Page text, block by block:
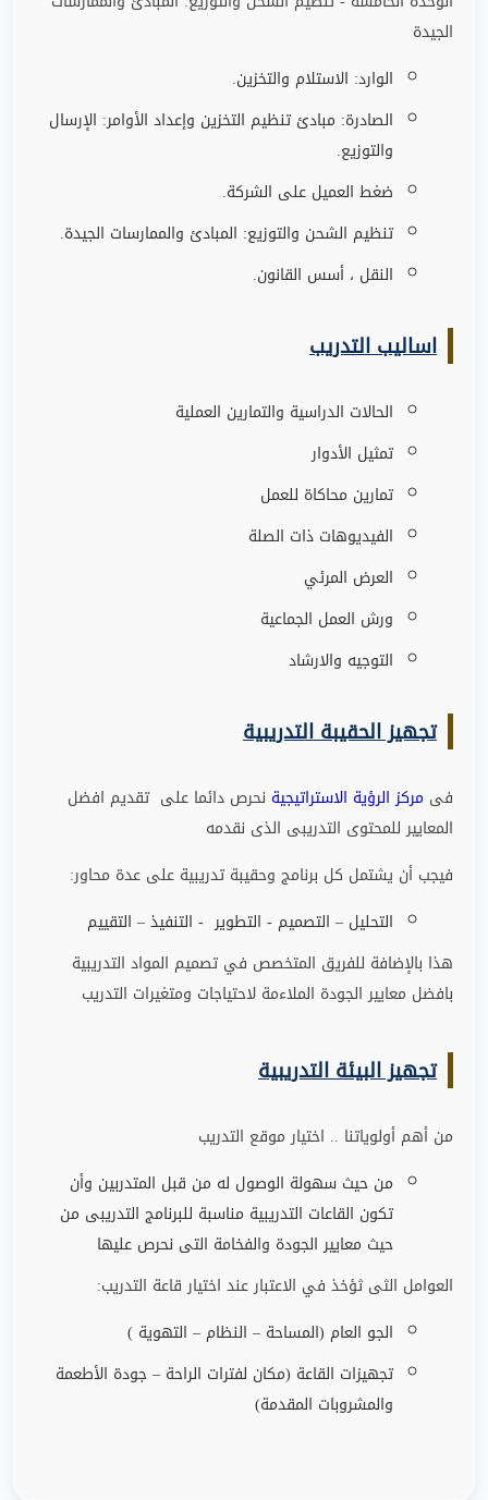
الجيدة
الوارد: الاستلام والتخزين.
الصادرة: مبادئ تنظيم التخزين وإعداد الأوامر: الإرسال
والتوزيع.
ضغط العميل على الشركة.
تنظيم الشحن والتوزيع: المبادئ والممارسات الجيدة.
النقل ، أسس القانون.
اساليب التدريب
الحالات الدراسية والتمارين العملية
تمثيل الأدوار
تمارين محاكاة للعمل
الفيديوهات ذات الصلة
العرض المرئي
ورش العمل الجماعية
التوجيه والارشاد
تجهيز الحقيبة التدريبية
فى مركز الرؤية الاستراتيجية نحرص دائما على تقديم افضل
المعايير للمحتوى التدريبى الذى نقدمه
فيجب أن يشتمل كل برنامج وحقيبة تدريبية على عدة محاور:
التحليل – التصميم - التطوير - التنفيذ – التقييم
هذا بالإضافة للفريق المتخصص في تصميم المواد التدريبية
بافضل معايير الجودة الملاءمة لاحتياجات ومتغيرات التدريب
تجهيز البيئة التدريبية
من أهم أولوياتنا .. اختيار موقع التدريب
من حيث سهولة الوصول له من قبل المتدربين وأن
تكون القاعات التدريبية مناسبة للبرنامج التدريبى من
حيث معايير الجودة والفخامة التى نحرص عليها
العوامل الثى ثؤخذ في الاعتبار عند اختيار قاعة التدريب:
الجو العام (المساحة – النظام – التهوية )
تجهيزات القاعة (مكان لفترات الراحة –جودة الأطعمة
والمشروبات المقدمة)